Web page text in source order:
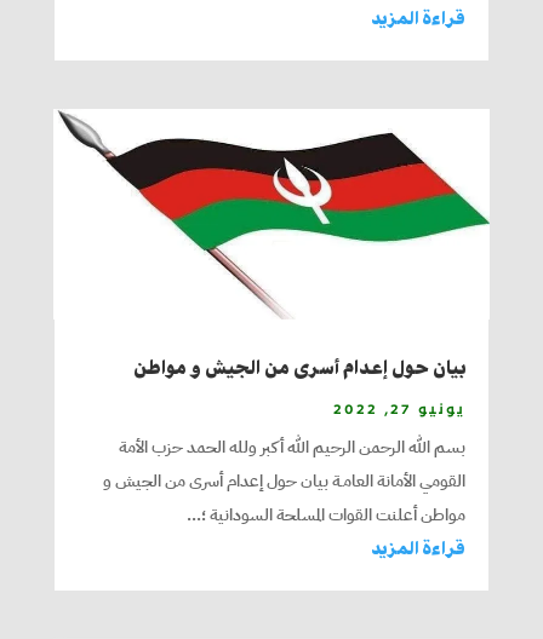
قراءة المزيد
بيان حول إعدام أسرى من الجيش و مواطن
يونيو 27, 2022
بسم الله الرحمن الرحيم الله أكبر ولله الحمد حزب الأمة
القومي الأمانة العامـة بيان حول إعدام أسرى من الجيش و
مواطن أعلنت القوات المسلحة السودانية ؛...
قراءة المزيد